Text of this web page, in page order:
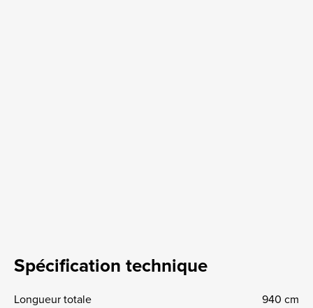
Spécification technique
Longueur totale
940 cm